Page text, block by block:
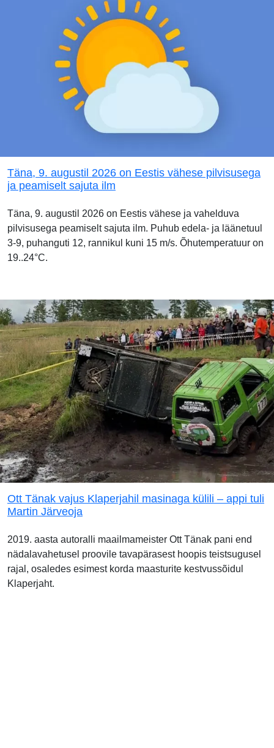
Täna, 9. augustil 2026 on Eestis vähese pilvisusega
ja peamiselt sajuta ilm
Täna, 9. augustil 2026 on Eestis vähese ja vahelduva
pilvisusega peamiselt sajuta ilm. Puhub edela- ja läänetuul
3-9, puhanguti 12, rannikul kuni 15 m/s. Õhutemperatuur on
19..24°C.
Ott Tänak vajus Klaperjahil masinaga külili – appi tuli
Martin Järveoja
2019. aasta autoralli maailmameister Ott Tänak pani end
nädalavahetusel proovile tavapärasest hoopis teistsugusel
rajal, osaledes esimest korda maasturite kestvussõidul
Klaperjaht.